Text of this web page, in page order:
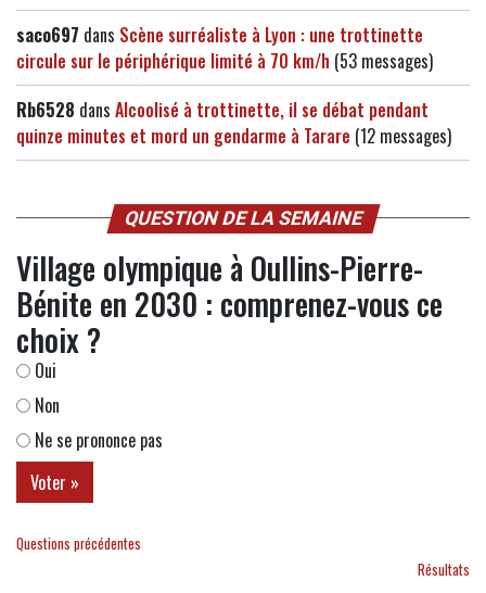
saco697 dans Scène surréaliste à Lyon : une trottinette
circule sur le périphérique limité à 70 km/h (53 messages)
Rb6528 dans Alcoolisé à trottinette, il se débat pendant
quinze minutes et mord un gendarme à Tarare (12 messages)
QUESTION DE LA SEMAINE
Village olympique à Oullins-Pierre-
Bénite en 2030 : comprenez-vous ce
choix ?
Oui
Non
Ne se prononce pas
Questions précédentes
Résultats